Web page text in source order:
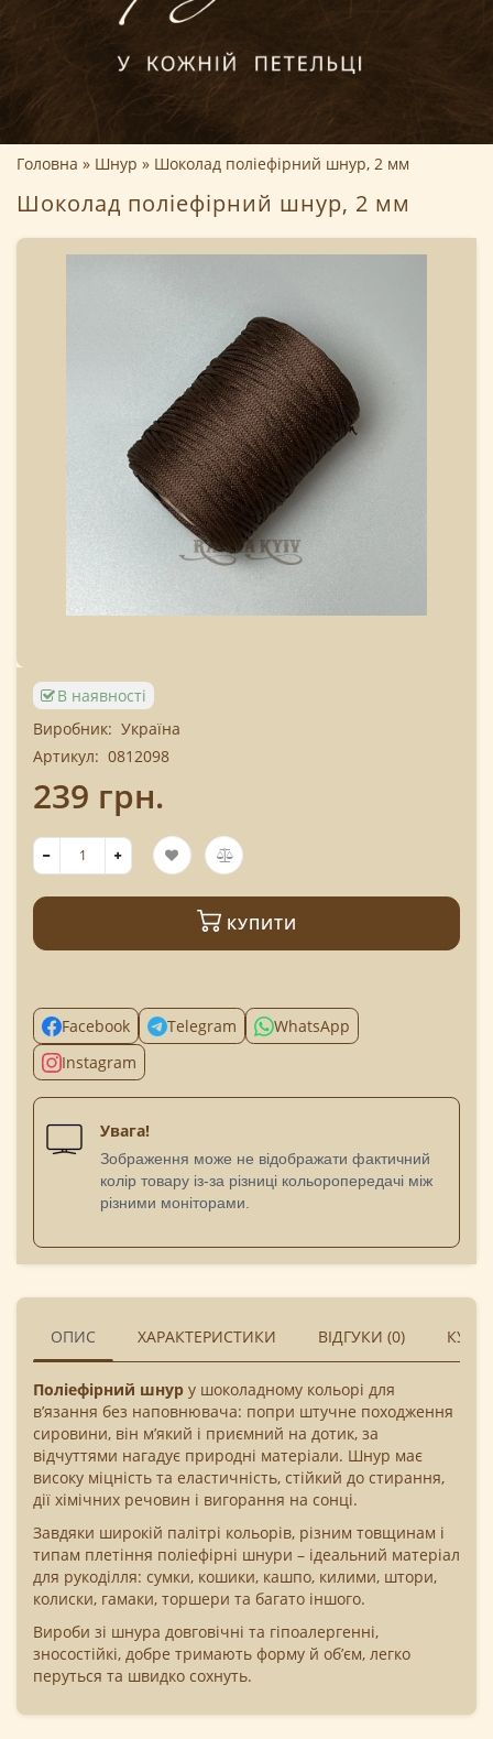
Головна Шнур Шоколад поліефірний шнур, 2 мм
Шоколад поліефірний шнур, 2 мм
В наявності
Виробник: Україна
Артикул: 0812098
239 грн.
КУПИТИ
Facebook Telegram
WhatsApp
Instagram
Увага!
Зображення може не відображати фактичний
колір товару із-за різниці кольоропередачі між
різними моніторами.
ОПИС ХАРАКТЕРИСТИКИ ВІДГУКИ (0)
Поліефірний шнур у шоколадному кольорі для
в’язання без наповнювача: попри штучне походження
сировини, він м’який і приємний на дотик, за
відчуттями нагадує природні матеріали. Шнур має
високу міцність та еластичність, стійкий до стирання,
дії хімічних речовин і вигорання на сонці.
Завдяки широкій палітрі кольорів, різним товщинам і
типам плетіння поліефірні шнури – ідеальний матеріал
для рукоділля: сумки, кошики, кашпо, килими, штори,
колиски, гамаки, торшери та багато іншого.
Вироби зі шнура довговічні та гіпоалергенні,
зносостійкі, добре тримають форму й об’єм, легко
перуться та швидко сохнуть.